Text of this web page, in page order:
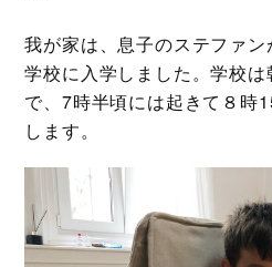
我が家は、息子のステファ
学校に入学しました。学校
で、7時半頃には起きて８時
します。